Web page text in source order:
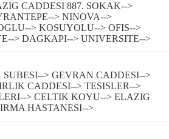
CADDESI 887. SOKAK-->
> NINOVA-->
> KOSUYOLU--> OFIS-->
> DAGKAPI--> UNIVERSITE-->
> GEVRAN CADDESI-->
CADDESI--> TESISLER-->
> CELTIK KOYU--> ELAZIG
HASTANESI-->